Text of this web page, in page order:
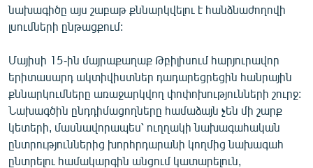
Հայերեն
Русский
ՀԵՏԵՎԵՔ ՄԵԶ
նախագիծը այս շաբաթ քննարկվելու է հանձնաժողովի
լսումների ընթացքում:
Մայիսի 15-ին մայրաքաղաք Թբիլիսում հարյուրավոր
երիտասարդ ակտիվիստներ դադարեցրեցին հանրային
քննարկումները առաջարկվող փոփոխությունների շուրջ:
Նախագծին ընդդիմացողները համաձայն չեն մի շարք
կետերի, մասնավորապես՝ ուղղակի նախագահական
ընտրություններից խորհրդարանի կողմից նախագահ
ընտրելու համակարգին անցում կատարելուն,